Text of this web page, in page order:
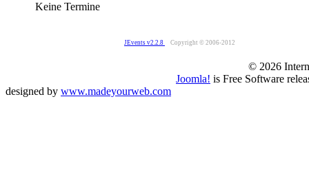
Keine Termine
JEvents v2.2.8 Copyright © 2006-2012
© 2026
Joomla! is Free Software
designed by www.madeyourweb.com